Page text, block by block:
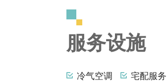
服务设施
冷气空调 宅配服务